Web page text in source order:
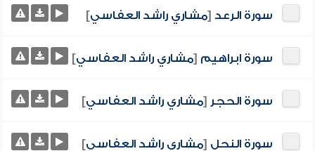
سورة الرعد [مشاري راشد العفاسي]
سورة ابراهيم [مشاري راشد العفاسي]
سورة الحجر [مشاري راشد العفاسي]
سورة النحل [مشاري راشد العفاسي]